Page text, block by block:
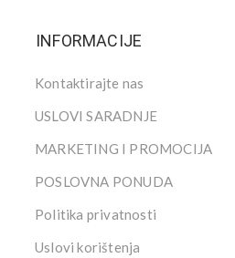
INFORMACIJE
Kontaktirajte nas
USLOVI SARADNJE
MARKETING I PROMOCIJA
POSLOVNA PONUDA
Politika privatnosti
Uslovi korištenja